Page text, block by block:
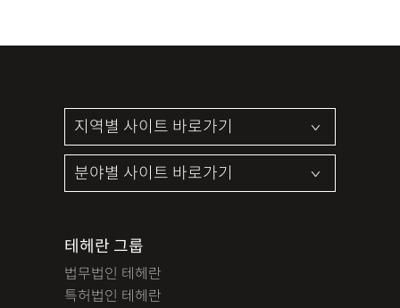
테헤란 그룹
법무법인 테헤란
특허법인 테헤란